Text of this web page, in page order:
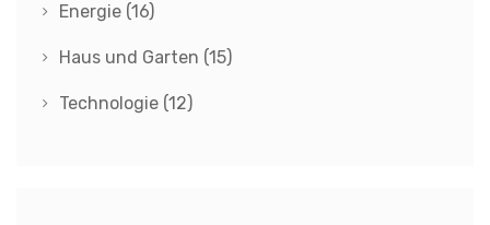
Energie (16)
Haus und Garten (15)
Technologie (12)